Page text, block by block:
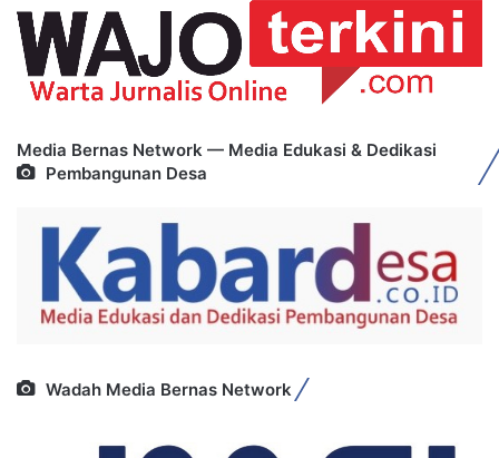
Media Bernas Network — Media Edukasi & Dedikasi
Pembangunan Desa
Wadah Media Bernas Network